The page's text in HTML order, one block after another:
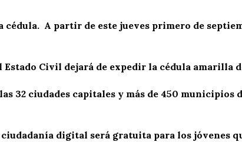
cédula. A partir de este jueves primero de
Civil dejará de expedir la cédula amarilla
32 ciudades capitales y más de 450 municipios
ciudadanía digital será gratuita para los jóvenes